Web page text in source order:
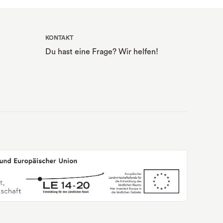
KONTAKT
Du hast eine Frage? Wir helfen!